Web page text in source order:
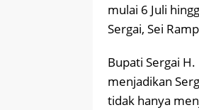
mulai 6 Juli
Sergai, Sei
Bupati Sergai
menjadikan
tidak hanya